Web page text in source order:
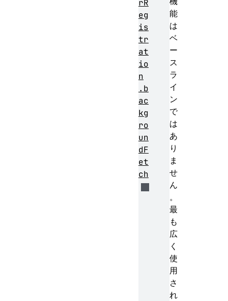
能
は
ベ
ー
ス
ラ
イ
ン
で
は
あ
り
ま
せ
ん
。
最
も
広
く
使
用
さ
れ
rR
eg
is
tr
at
io
n
.b
ac
kg
ro
un
dF
et
ch